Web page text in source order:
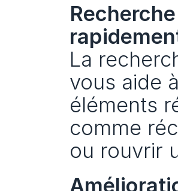
La
vous aide
éléments
comme
ou rouvrir